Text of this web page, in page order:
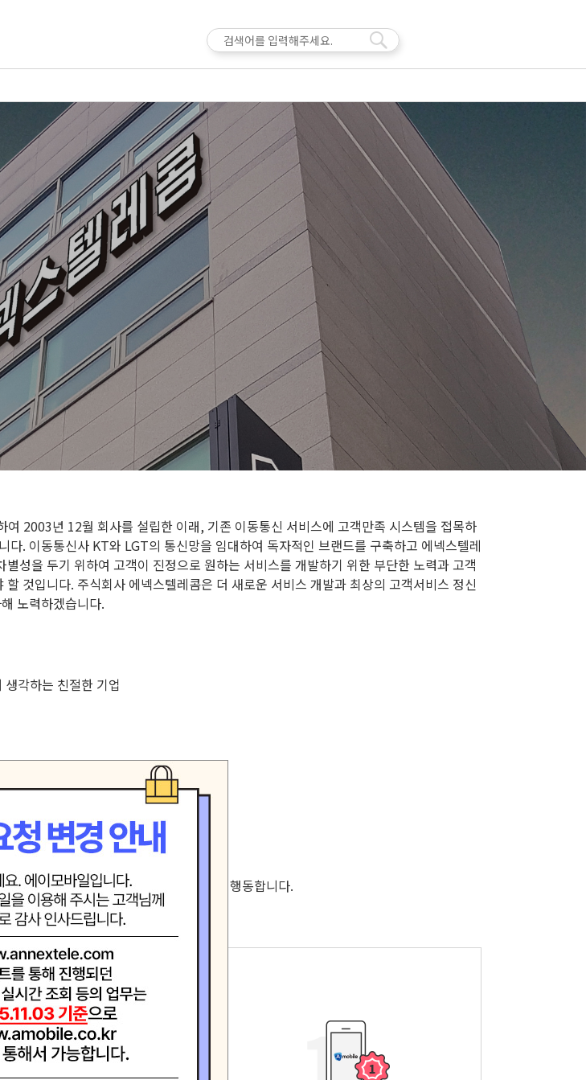
2003년 12월 회사를 설립한 이래, 기존 이동통신 서비스에 고객만족 시스템을 접목하
. 이동통신사 KT와 LGT의 통신망을 임대하여 독자적인 브랜드를 구축하고 에넥스텔레
성을 두기 위하여 고객이 진정으로 원하는 서비스를 개발하기 위한 부단한 노력과 고객
것입니다. 주식회사 에넥스텔레콤은 더 새로운 서비스 개발과 최상의 고객서비스 정신
노력하겠습니다.
각하는 친절한 기업
전합니다.
인연을 소중히 여기며 공정하고 바르게 행동합니다.